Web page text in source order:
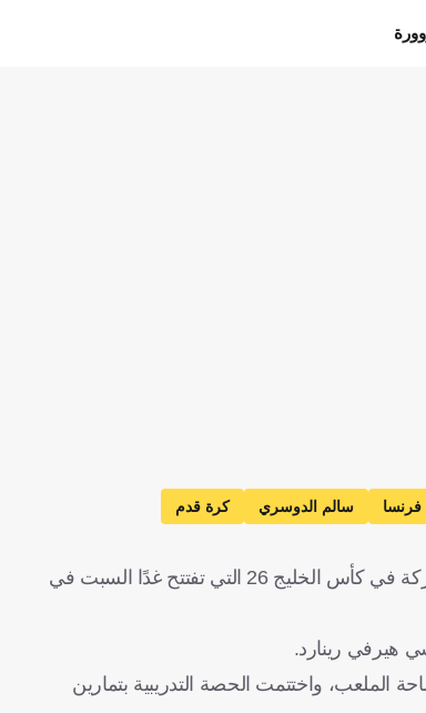
فرنسا سالم الدوسري كرة قدم
اختتم المنتخب السعودي، مساء الجمعة، برنامجه الإعدادي في معسكر الرياض؛ استعدادًا للمشاركة في كأس الخليج 26 التي تفتتح غدًا السبت في
هيرفي رينارد.
الملعب، واختتمت الحصة التدريبية بتمارين